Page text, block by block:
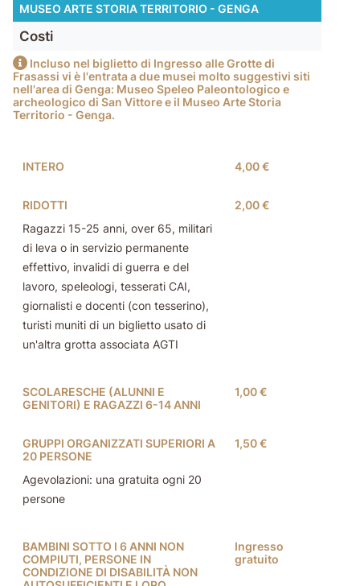
MUSEO ARTE STORIA TERRITORIO - GENGA
Costi
Incluso nel biglietto di Ingresso alle Grotte di
Frasassi vi è l'entrata a due musei molto suggestivi siti
nell'area di Genga: Museo Speleo Paleontologico e
archeologico di San Vittore e il Museo Arte Storia
Territorio - Genga.
INTERO 4,00 €
RIDOTTI
Ragazzi 15-25 anni, over 65, militari
di leva o in servizio permanente
effettivo, invalidi di guerra e del
lavoro, speleologi, tesserati CAI,
giornalisti e docenti (con tesserino),
turisti muniti di un biglietto usato di
un'altra grotta associata AGTI
2,00 €
SCOLARESCHE (ALUNNI E
GENITORI) E RAGAZZI 6-14 ANNI
1,00 €
GRUPPI ORGANIZZATI SUPERIORI A
20 PERSONE
Agevolazioni: una gratuita ogni 20
persone
1,50 €
BAMBINI SOTTO I 6 ANNI NON
COMPIUTI, PERSONE IN
CONDIZIONE DI DISABILITÀ NON
Ingresso
gratuito